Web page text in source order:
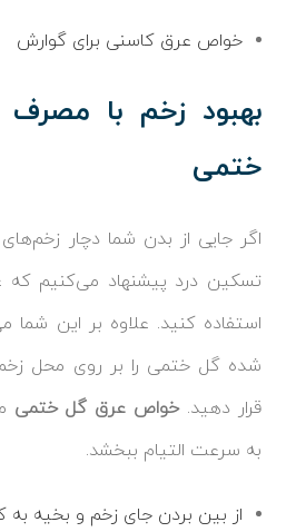
خواص عرق کاسنی برای گوارش
بهبود زخم با
ختمی
اگر جایی از بدن شما دچار
تسکین درد پیشنهاد می‌کنیم که
استفاده کنید. علاوه بر این شما
شده گل ختمی را بر روی محل
قرار دهید.خواص عرق گل ختمی
به سرعت التیام ببخشد.
از بین بردن جای زخم و بخیه